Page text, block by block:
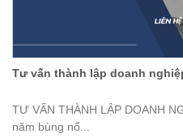
Tư vấn thành lập doanh
TƯ VẤN THÀNH LẬP DOANH
năm bùng nổ...